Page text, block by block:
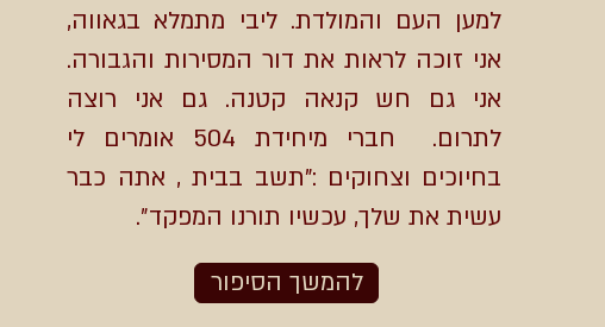
למען העם והמולדת. ליבי מתמלא בגאווה,
אני זוכה לראות את דור המסירות והגבורה.
אני גם חש קנאה קטנה. גם אני רוצה
לתרום. חברי מיחידת 504 אומרים לי
בחיוכים וצחוקים :"תשב בבית , אתה כבר
עשית את שלך, עכשיו תורנו המפקד״.
להמשך הסיפור